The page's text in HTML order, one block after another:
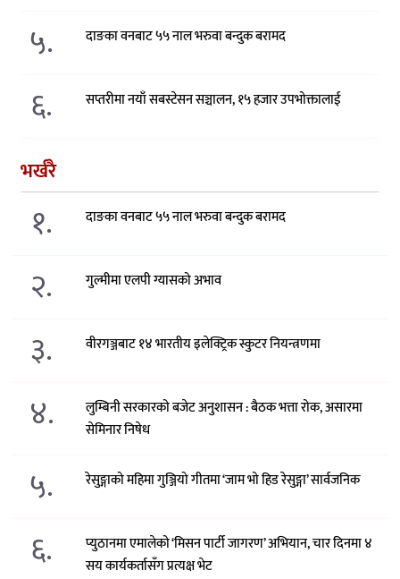
५. दाङका वनबाट ५५ नाल भरुवा बन्दुक बरामद
६. सप्तरीमा नयाँ सबस्टेसन सञ्चालन, १५ हजार उपभोक्तालाई
भर्खरै
१. दाङका वनबाट ५५ नाल भरुवा बन्दुक बरामद
२. गुल्मीमा एलपी ग्यासको अभाव
३. वीरगञ्जबाट १४ भारतीय इलेक्ट्रिक स्कुटर नियन्त्रणमा
४.
लुम्बिनी सरकारको बजेट अनुशासन : बैठक भत्ता रोक, असारमा
सेमिनार निषेध
५. रेसुङ्गाको महिमा गुञ्जियो गीतमा ‘जाम भो हिड रेसुङ्गा’ सार्वजनिक
६.
प्युठानमा एमालेको ‘मिसन पार्टी जागरण’ अभियान, चार दिनमा ४
सय कार्यकर्तासँग प्रत्यक्ष भेट